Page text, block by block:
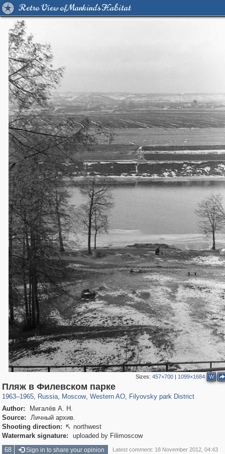
Retro View of Mankind's Habitat
Sizes: 457×700| 1099×1684 W
Пляж в Филевском парке
1963–1965, Russia
1,407,712 29,262
, Moscow
319,968 8,295
, Western AO
27,135 310
, Filyovsky park District
Author:
Мигалёв А. Н.
Source:
Личный архив.
Shooting direction:  northwest
Watermark signature:
uploaded by Filimoscow
68
Sign in to share your opinion Latest comment: 18 November 2012, 04:43